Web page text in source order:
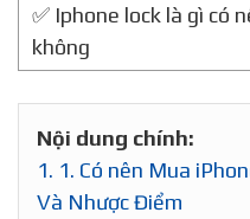
✅ Iphone lock là gì có
không
Nội dung chính:
1. 1. Có nên Mua
Và Nhược Điểm